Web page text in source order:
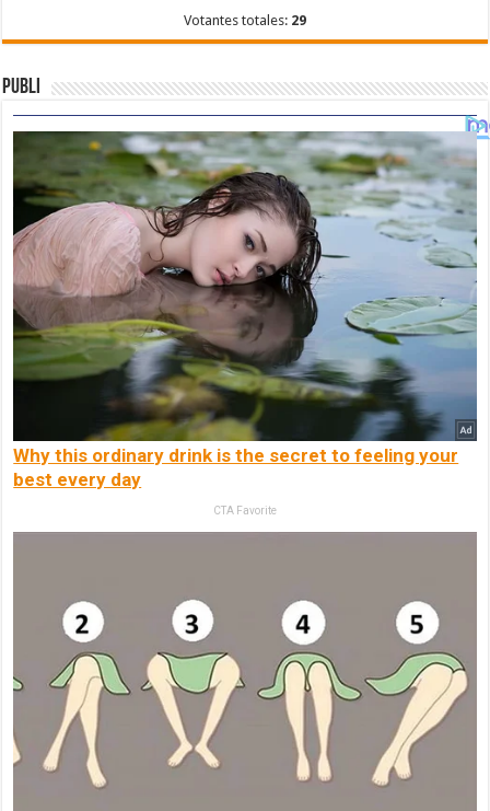
Votantes totales: 29
Publi
Why this ordinary drink is the secret to feeling your
best every day
CTA Favorite